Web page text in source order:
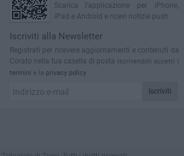
Scarica l'applicazione per iPhone,
iPad e Android e ricevi notizie push
Iscriviti alla Newsletter
Registrati per ricevere aggiornamenti e contenuti da
Corato nella tua casella di posta Iscrivendoti accetti i
termini e la privacy policy
Iscriviti